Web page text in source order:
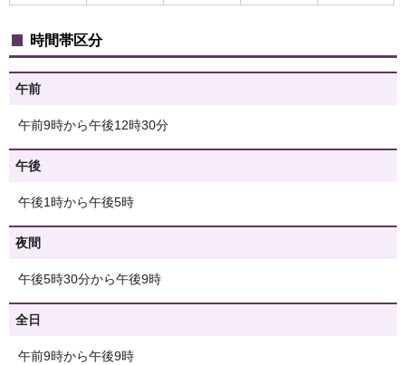
時間帯区分
午前
午前9時から午後12時30分
午後
午後1時から午後5時
夜間
午後5時30分から午後9時
全日
午前9時から午後9時